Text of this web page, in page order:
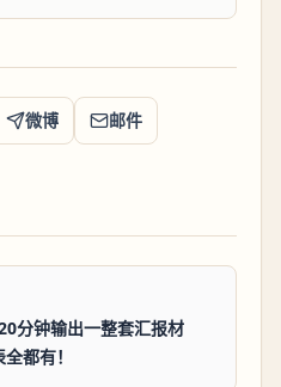
微博 邮件
分钟输出一整套汇报材
都有！